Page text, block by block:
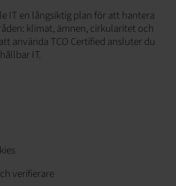
IT en långsiktig plan för att hantera
klimat, ämnen, cirkularitet och
använda TCO Certified ansluter du
IT.
verifierare